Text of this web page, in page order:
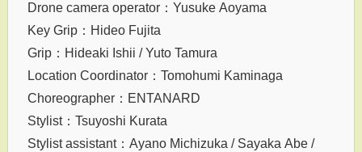
Drone camera operator：Yusuke Aoyama
Key Grip：Hideo Fujita
Grip：Hideaki Ishii / Yuto Tamura
Location Coordinator：Tomohumi Kaminaga
Choreographer：ENTANARD
Stylist：Tsuyoshi Kurata
Stylist assistant：Ayano Michizuka / Sayaka Abe /